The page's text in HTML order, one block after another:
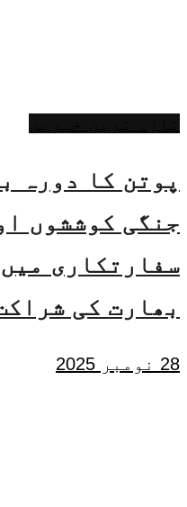
پوتن کا دورہ
جنگی کوششوں
سفارتکاری
بھارت کی
28 نومبر 2025